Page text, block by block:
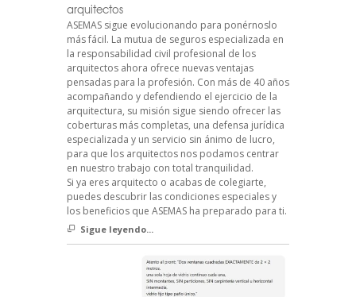
arquitectos
ASEMAS sigue evolucionando para ponérnoslo
más fácil. La mutua de seguros especializada en
la responsabilidad civil profesional de los
arquitectos ahora ofrece nuevas ventajas
pensadas para la profesión. Con más de 40 años
acompañando y defendiendo el ejercicio de la
arquitectura, su misión sigue siendo ofrecer las
coberturas más completas, una defensa jurídica
especializada y un servicio sin ánimo de lucro,
para que los arquitectos nos podamos centrar
en nuestro trabajo con total tranquilidad.
Si ya eres arquitecto o acabas de colegiarte,
puedes descubrir las condiciones especiales y
los beneficios que ASEMAS ha preparado para ti.
Sigue leyendo...